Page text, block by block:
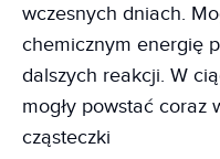
wczesnych dniach.
chemicznym energię
dalszych reakcji. W
mogły powstać coraz
cząsteczki